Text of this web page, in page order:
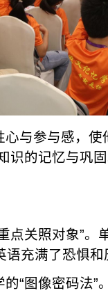
与参与感，使
识的记忆与巩
点关照对象”。
语充满了恐惧和
“图像密码法”